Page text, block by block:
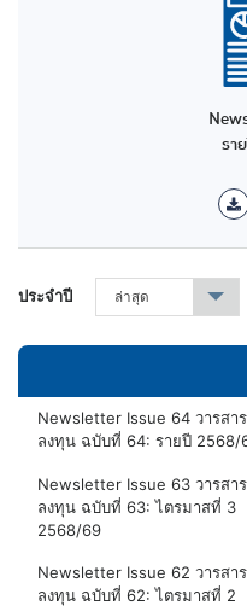
รา
ประจำปี ล่าสุด ▾
Newsletter Issue 64 วารสา
ลงทุน ฉบับที่ 64: รายปี 2568/
Newsletter Issue 63 วารสา
ลงทุน ฉบับที่ 63: ไตรมาสที่ 3
2568/69
Newsletter Issue 62 วารสา
ลงทุน ฉบับที่ 62: ไตรมาสที่ 2